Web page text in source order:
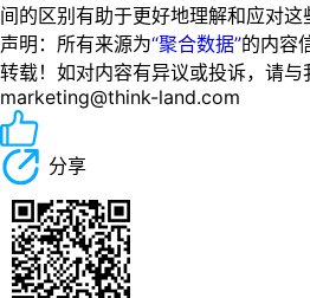
间的区别有助于更好地理解和应对这
声明：所有来源为“聚合数据”的内容
转载！如对内容有异议或投诉，请与
marketing@think-land.com
分享